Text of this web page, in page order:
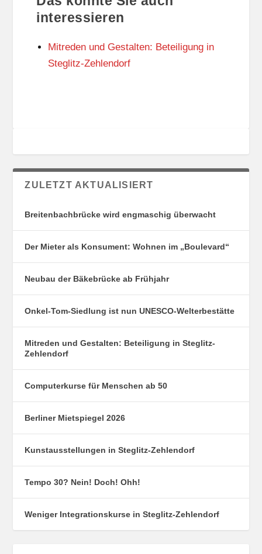
T
U
N
S
O
O
R
N
interessieren
Mitreden und Gestalten: Beteiligung in
Steglitz-Zehlendorf
ZULETZT AKTUALISIERT
Breitenbachbrücke wird engmaschig überwacht
Der Mieter als Konsument: Wohnen im „Boulevard“
Neubau der Bäkebrücke ab Frühjahr
Onkel-Tom-Siedlung ist nun UNESCO-Welterbestätte
Mitreden und Gestalten: Beteiligung in Steglitz-
Zehlendorf
Computerkurse für Menschen ab 50
Berliner Mietspiegel 2026
Kunstausstellungen in Steglitz-Zehlendorf
Tempo 30? Nein! Doch! Ohh!
Weniger Integrationskurse in Steglitz-Zehlendorf